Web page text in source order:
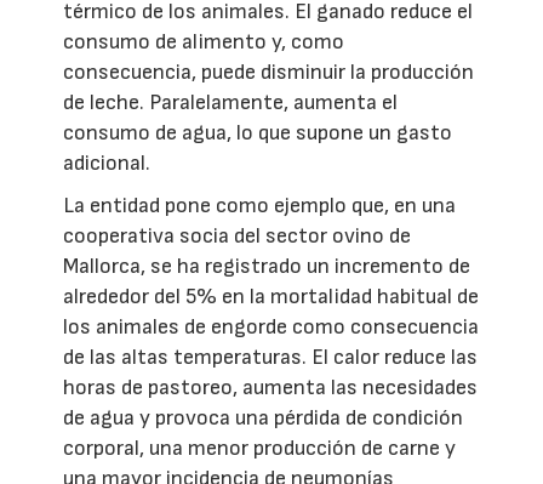
térmico de los animales. El ganado reduce el
consumo de alimento y, como
consecuencia, puede disminuir la producción
de leche. Paralelamente, aumenta el
consumo de agua, lo que supone un gasto
adicional.
La entidad pone como ejemplo que, en una
cooperativa socia del sector ovino de
Mallorca, se ha registrado un incremento de
alrededor del 5% en la mortalidad habitual de
los animales de engorde como consecuencia
de las altas temperaturas. El calor reduce las
horas de pastoreo, aumenta las necesidades
de agua y provoca una pérdida de condición
corporal, una menor producción de carne y
una mayor incidencia de neumonías